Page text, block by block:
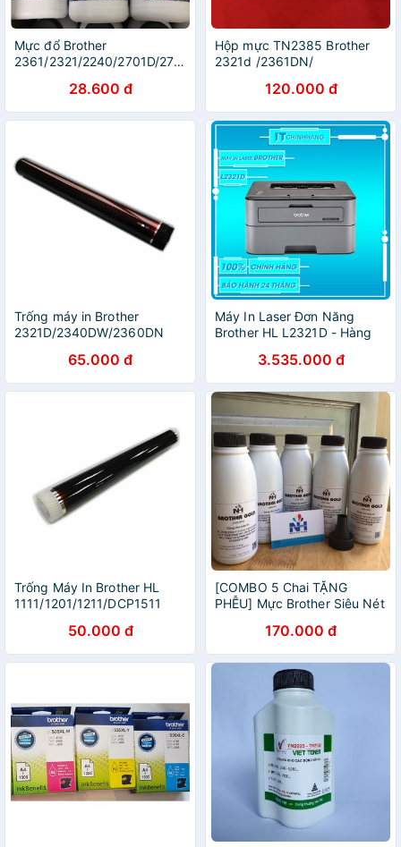
Mực đổ Brother
2361/2321/2240/2701D/2701DW/MFC
28.600 đ
Hộp mực TN2385 Brother
2321d /2361DN/
2520D/2701d/2701dw
120.000 đ
Trống máy in Brother
2321D/2340DW/2360DN
65.000 đ
Máy In Laser Đơn Năng
Brother HL L2321D - Hàng
3.535.000 đ
Trống Máy In Brother HL
1111/1201/1211/DCP1511
50.000 đ
[COMBO 5 Chai TẶNG
PHỄU] Mực Brother Siêu Nét
170.000 đ